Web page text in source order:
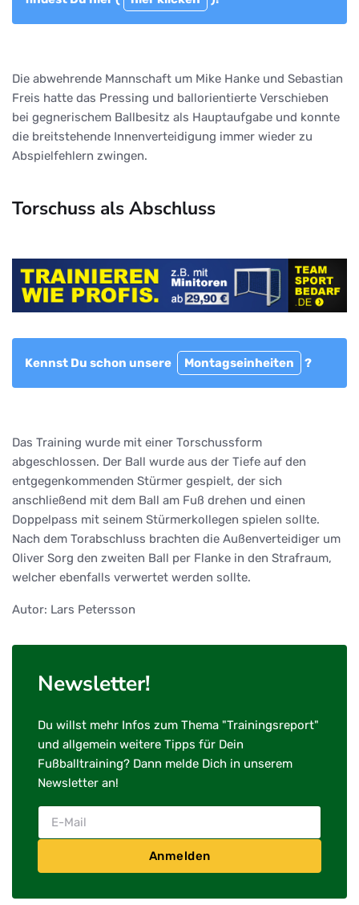
Die abwehrende Mannschaft um Mike Hanke und Sebastian
Freis hatte das Pressing und ballorientierte Verschieben
bei gegnerischem Ballbesitz als Hauptaufgabe und konnte
die breitstehende Innenverteidigung immer wieder zu
Abspielfehlern zwingen.
Torschuss als Abschluss
Kennst Du schon unsere Montagseinheiten ?
Das Training wurde mit einer Torschussform
abgeschlossen. Der Ball wurde aus der Tiefe auf den
entgegenkommenden Stürmer gespielt, der sich
anschließend mit dem Ball am Fuß drehen und einen
Doppelpass mit seinem Stürmerkollegen spielen sollte.
Nach dem Torabschluss brachten die Außenverteidiger um
Oliver Sorg den zweiten Ball per Flanke in den Strafraum,
welcher ebenfalls verwertet werden sollte.
Autor: Lars Petersson
Newsletter!
Du willst mehr Infos zum Thema "Trainingsreport"
und allgemein weitere Tipps für Dein
Fußballtraining? Dann melde Dich in unserem
Newsletter an!
Anmelden